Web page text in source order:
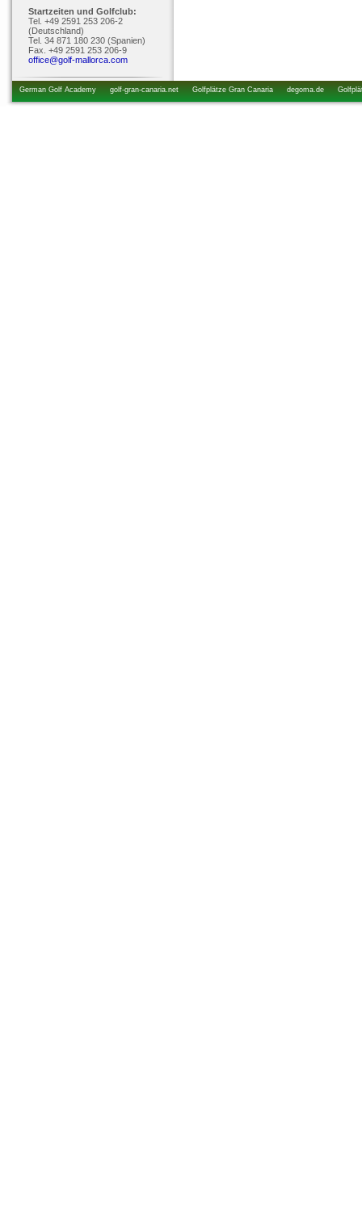
Startzeiten und Golfclub:
Tel. +49 2591 253 206-2
(Deutschland)
Tel. 34 871 180 230 (Spanien)
Fax. +49 2591 253 206-9
office@golf-mallorca.com
German Golf Academy golf-gran-canaria.net Golfplätze Gran Canaria degoma.de
startzeiten.de golfkurs-urlaub.de